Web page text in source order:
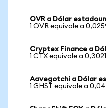
OVR a Dólar
1 OVR equivale a
Cryptex Finance a
1 CTX equivale a
Aavegotchi a Dólar
1 GHST equivale a